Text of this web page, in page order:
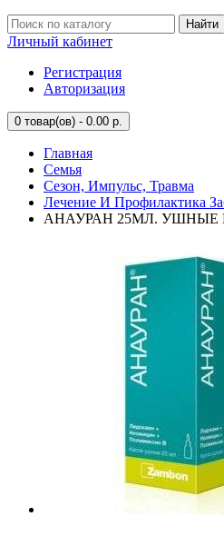
Найти
Личный кабинет
Регистрация
Авторизация
0 товар(ов) - 0.00 р.
Главная
Семья
Сезон, Импульс, Травма
Лечение И Профилактика
АНАУРАН 25МЛ. УШНЫЕ